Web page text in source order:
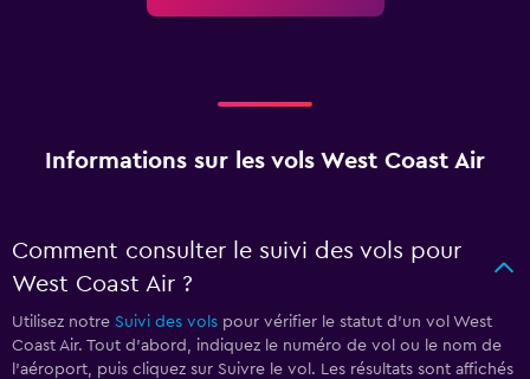
Informations sur les vols West Coast Air
Comment consulter le suivi des vols pour
West Coast Air ?
Utilisez notre Suivi des vols pour vérifier le statut d'un vol West
Coast Air. Tout d'abord, indiquez le numéro de vol ou le nom de
l'aéroport, puis cliquez sur Suivre le vol. Les résultats sont affichés